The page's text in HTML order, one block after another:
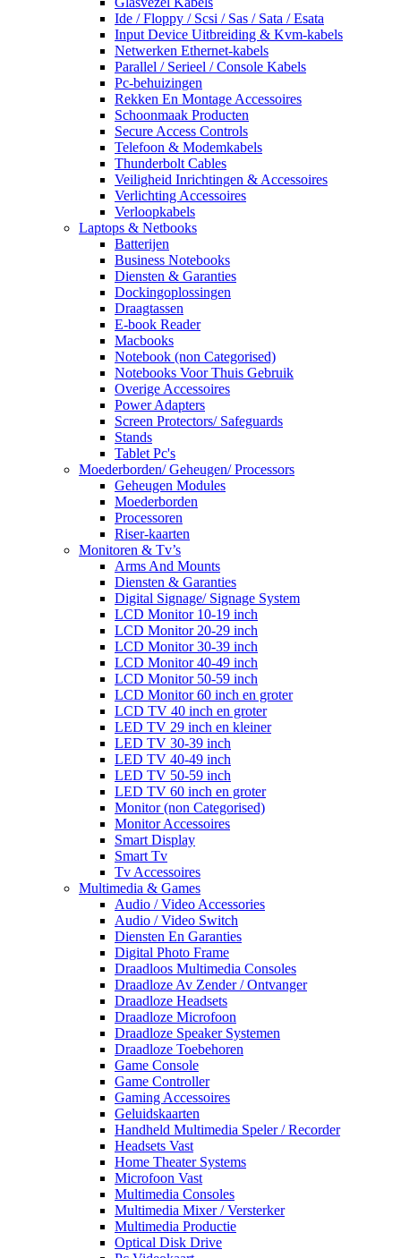
Ide / Floppy / Scsi / Sas / Sata / Esata
Input Device Uitbreiding & Kvm-kabels
Netwerken Ethernet-kabels
Parallel / Serieel / Console Kabels
Pc-behuizingen
Rekken En Montage Accessoires
Schoonmaak Producten
Secure Access Controls
Telefoon & Modemkabels
Thunderbolt Cables
Veiligheid Inrichtingen & Accessoires
Verlichting Accessoires
Verloopkabels
Laptops & Netbooks
Batterijen
Business Notebooks
Diensten & Garanties
Dockingoplossingen
Draagtassen
E-book Reader
Macbooks
Notebook (non Categorised)
Notebooks Voor Thuis Gebruik
Overige Accessoires
Power Adapters
Screen Protectors/ Safeguards
Stands
Tablet Pc's
Moederborden/ Geheugen/ Processors
Geheugen Modules
Moederborden
Processoren
Riser-kaarten
Monitoren & Tv’s
Arms And Mounts
Diensten & Garanties
Digital Signage/ Signage System
LCD Monitor 10-19 inch
LCD Monitor 20-29 inch
LCD Monitor 30-39 inch
LCD Monitor 40-49 inch
LCD Monitor 50-59 inch
LCD Monitor 60 inch en groter
LCD TV 40 inch en groter
LED TV 29 inch en kleiner
LED TV 30-39 inch
LED TV 40-49 inch
LED TV 50-59 inch
LED TV 60 inch en groter
Monitor (non Categorised)
Monitor Accessoires
Smart Display
Smart Tv
Tv Accessoires
Multimedia & Games
Audio / Video Accessories
Audio / Video Switch
Diensten En Garanties
Digital Photo Frame
Draadloos Multimedia Consoles
Draadloze Av Zender / Ontvanger
Draadloze Headsets
Draadloze Microfoon
Draadloze Speaker Systemen
Draadloze Toebehoren
Game Console
Game Controller
Gaming Accessoires
Geluidskaarten
Handheld Multimedia Speler / Recorder
Headsets Vast
Home Theater Systems
Microfoon Vast
Multimedia Consoles
Multimedia Mixer / Versterker
Multimedia Productie
Optical Disk Drive